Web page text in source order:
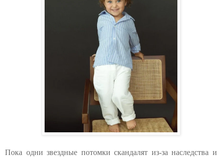
Пока одни звездные потомки скандалят из-за наследства и